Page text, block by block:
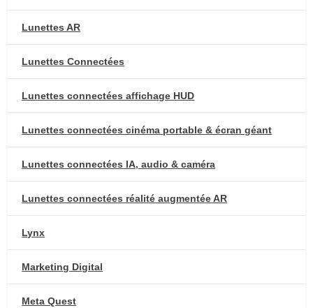
Lunettes AR
Lunettes Connectées
Lunettes connectées affichage HUD
Lunettes connectées cinéma portable & écran géant
Lunettes connectées IA, audio & caméra
Lunettes connectées réalité augmentée AR
Lynx
Marketing Digital
Meta Quest